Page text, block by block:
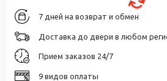
7 дней на возврат и обмен
Доставка до двери в любом
Прием заказов 24/7
9 видов оплаты